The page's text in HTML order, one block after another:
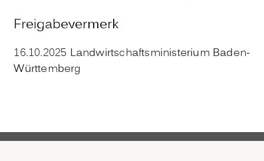
Freigabevermerk
16.10.2025 Landwirtschaftsministerium Baden-
Württemberg